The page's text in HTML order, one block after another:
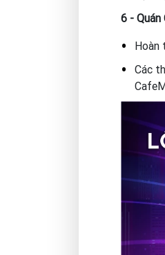
6 -
Hoàn
Các